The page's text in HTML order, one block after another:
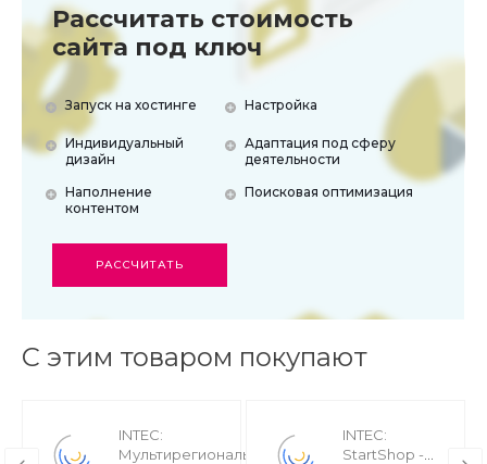
почта:
sale@sotbit.ru
+7 (495)
868-04-12
Техническая поддержка:
https://cabinet.sotbit.ru/support/
Рассчитать стоимость
сайта под ключ
Запуск на хостинге
Индивидуальный
дизайн
Наполнение
контентом
Настройка
Адаптация под сферу
деятельности
Поисковая оптимизация
РАССЧИТАТЬ
С этим товаром покупают
INTEC:
Мультирегиональность
INTEC:
StartShop -